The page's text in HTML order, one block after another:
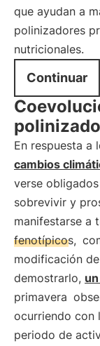
que ayudan a
polinizadores
nutricionales.
Continuar
En respuesta a
cambios
verse
sobrevivir y
manifestarse a
fenotípicos,
modificación
demostrarlo,
primavera
ocurriendo con
periodo de